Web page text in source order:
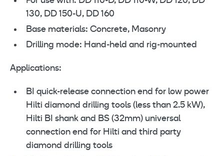
130, DD 150-U, DD 160
Base materials: Concrete, Masonry
Drilling mode: Hand-held and rig-mounted
Applications:
BI quick-release connection end for low power
Hilti diamond drilling tools (less than 2.5 kW),
Hilti BI shank and BS (32mm) universal
connection end for Hilti and third party
diamond drilling tools